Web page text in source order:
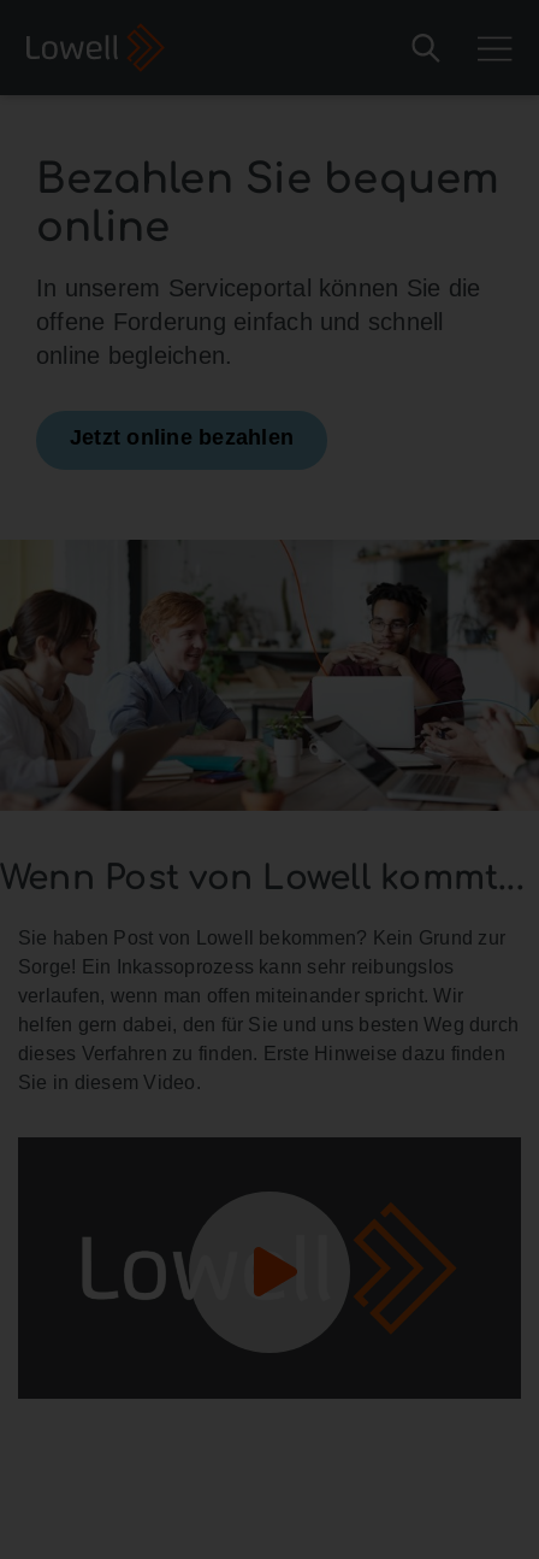
Bezahlen Sie bequem
online
In unserem Serviceportal können Sie die
offene Forderung einfach und schnell
online begleichen.
Jetzt online bezahlen
Wenn Post von Lowell kommt...
Sie haben Post von Lowell bekommen? Kein Grund zur
Sorge! Ein Inkassoprozess kann sehr reibungslos
verlaufen, wenn man offen miteinander spricht. Wir
helfen gern dabei, den für Sie und uns besten Weg durch
dieses Verfahren zu finden. Erste Hinweise dazu finden
Sie in diesem Video.